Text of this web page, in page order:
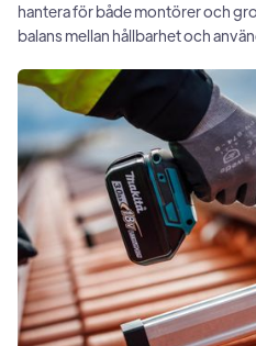
hantera för både montörer och
balans mellan hållbarhet och